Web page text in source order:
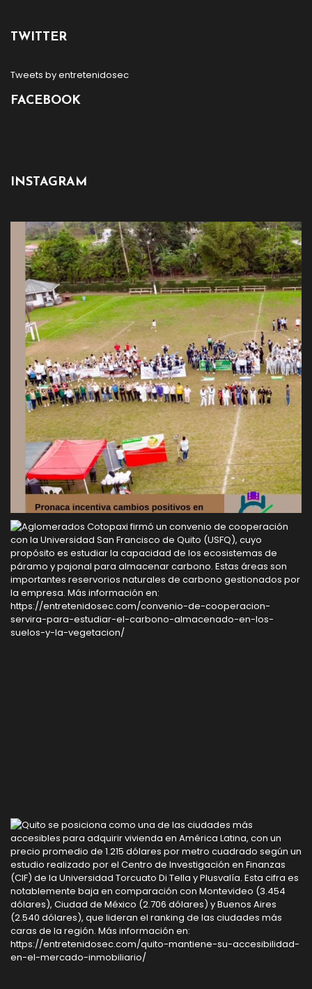
TWITTER
Tweets by entretenidosec
FACEBOOK
INSTAGRAM